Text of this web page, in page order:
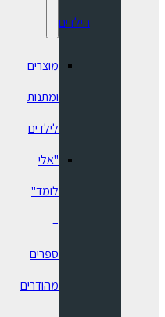
הילדים
מוצרים
ומתנות
לילדים
"אלי
לומד"
–
ספרים
מהודרים